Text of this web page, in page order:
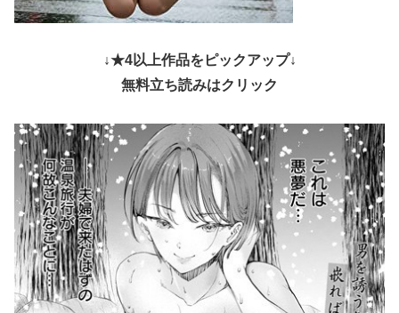
↓★4以上作品をピックアップ↓
無料立ち読みはクリック